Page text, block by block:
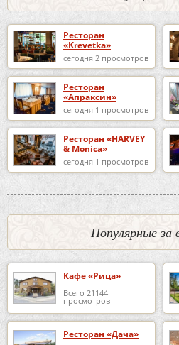
Ресторан
«Krevetka»
сегодня 2 просмотров
Ресторан
«Апраксин»
сегодня 1 просмотров
Ресторан «HARVEY
& Monica»
сегодня 1 просмотров
Популярные за
Кафе «Рица»
Всего 21144
просмотров
Ресторан «Дача»